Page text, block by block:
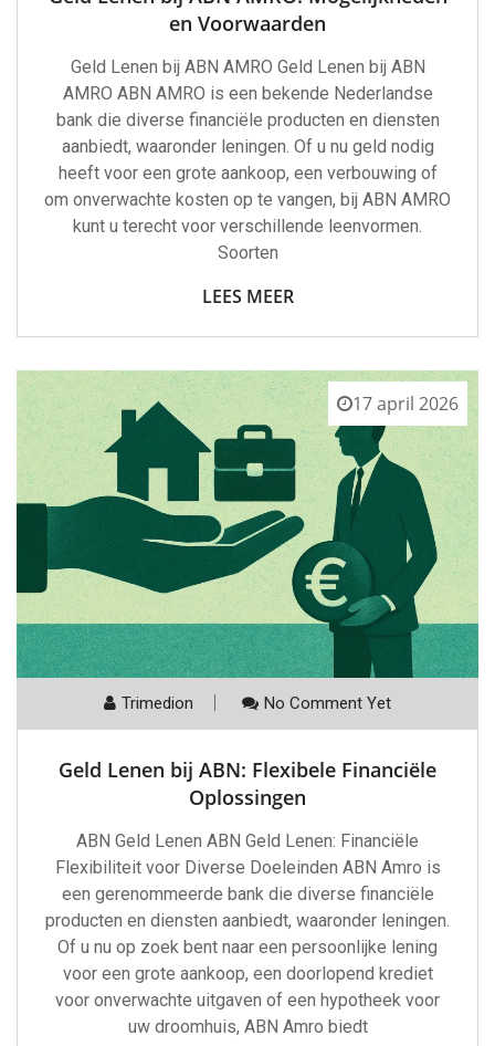
en Voorwaarden
Geld Lenen bij ABN AMRO Geld Lenen bij ABN
AMRO ABN AMRO is een bekende Nederlandse
bank die diverse financiële producten en diensten
aanbiedt, waaronder leningen. Of u nu geld nodig
heeft voor een grote aankoop, een verbouwing of
om onverwachte kosten op te vangen, bij ABN AMRO
kunt u terecht voor verschillende leenvormen.
Soorten
LEES MEER
17 april 2026
Trimedion No Comment Yet
Geld Lenen bij ABN: Flexibele Financiële
Oplossingen
ABN Geld Lenen ABN Geld Lenen: Financiële
Flexibiliteit voor Diverse Doeleinden ABN Amro is
een gerenommeerde bank die diverse financiële
producten en diensten aanbiedt, waaronder leningen.
Of u nu op zoek bent naar een persoonlijke lening
voor een grote aankoop, een doorlopend krediet
voor onverwachte uitgaven of een hypotheek voor
uw droomhuis, ABN Amro biedt